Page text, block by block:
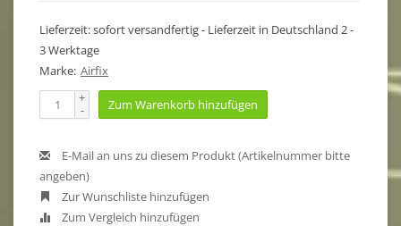
Lieferzeit: sofort versandfertig - Lieferzeit in Deutschland 2 -
3 Werktage
Marke: Airfix
+
- Zum Warenkorb hinzufügen
E-Mail an uns zu diesem Produkt (Artikelnummer bitte
angeben)
Zur Wunschliste hinzufügen
Zum Vergleich hinzufügen